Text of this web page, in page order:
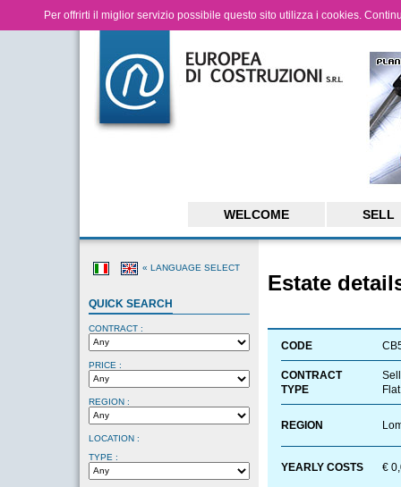
Per offrirti il miglior servizio possibile questo sito utilizza i cookies.
WELCOME SELL
« LANGUAGE SELECT
QUICK SEARCH
CONTRACT :
PRICE :
REGION :
LOCATION :
TYPE :
Estate
CODE
CONTRACT
Sell
TYPE
Flat
REGION
YEARLY COSTS €